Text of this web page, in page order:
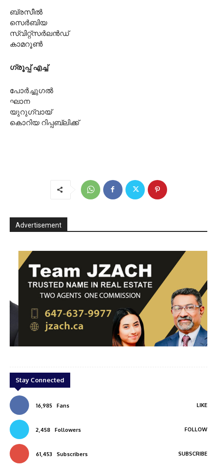
ബ്രസീൽ
സെർബിയ
സ്വിറ്റ്‌സർലൻഡ്
കാമറൂൺ
ഗ്രൂപ്പ് എച്ച്
പോർച്ചുഗൽ
ഘാന
യുറുഗ്വായ്
കൊറിയ റിപ്പബ്ലിക്ക്
Advertisement
Stay Connected
16,985 Fans LIKE
2,458 Followers FOLLOW
61,453 Subscribers SUBSCRIBE